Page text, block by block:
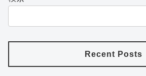
Recent Posts